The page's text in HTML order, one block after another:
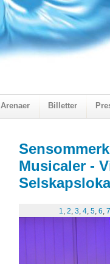
Arenaer Billetter
Musicaler -
1, 2, 3, 4, 5, 6, 7